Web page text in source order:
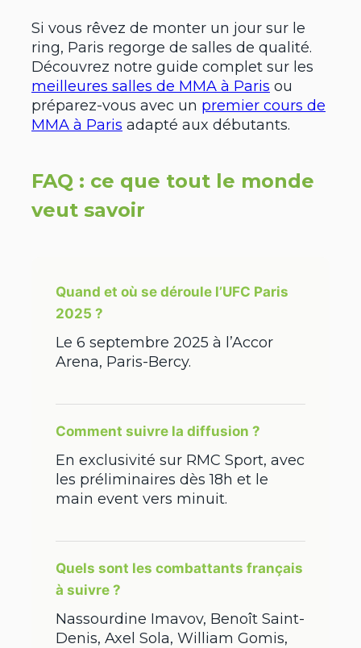
Si vous rêvez de monter un jour sur le
ring, Paris regorge de salles de qualité.
Découvrez notre guide complet sur les
meilleures salles de MMA à Paris ou
préparez-vous avec un premier cours de
MMA à Paris adapté aux débutants.
FAQ : ce que tout le monde
veut savoir
Quand et où se déroule l’UFC Paris
2025 ?
Le 6 septembre 2025 à l’Accor
Arena, Paris-Bercy.
Comment suivre la diffusion ?
En exclusivité sur RMC Sport, avec
les préliminaires dès 18h et le
main event vers minuit.
Quels sont les combattants français
à suivre ?
Nassourdine Imavov, Benoît Saint-
Denis, Axel Sola, William Gomis,